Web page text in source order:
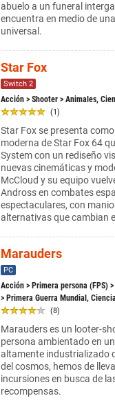
abuelo a un funeral
encuentra en medio de
universal.
Star Fox
Switch 2
Acción > Shooter > Animales,
(1)
Star Fox se presenta
moderna de Star Fox 64
System con un rediseño
nuevas cinemáticas y
McCloud y su equipo
Andross en combates
espectaculares, con
alternativas que cambian
Marauders
PC
Acción > Primera persona (FPS) >
> Primera Guerra Mundial,
(8)
Marauders es un looter-
persona ambientado en
altamente industrializado
del cosmos, hemos de
incursiones en busca de
recompensas.